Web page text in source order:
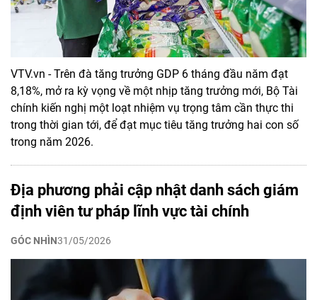
VTV.vn - Trên đà tăng trưởng GDP 6 tháng đầu năm đạt
8,18%, mở ra kỳ vọng về một nhịp tăng trưởng mới, Bộ Tài
chính kiến nghị một loạt nhiệm vụ trọng tâm cần thực thi
trong thời gian tới, để đạt mục tiêu tăng trưởng hai con số
trong năm 2026.
Địa phương phải cập nhật danh sách giám
định viên tư pháp lĩnh vực tài chính
GÓC NHÌN31/05/2026